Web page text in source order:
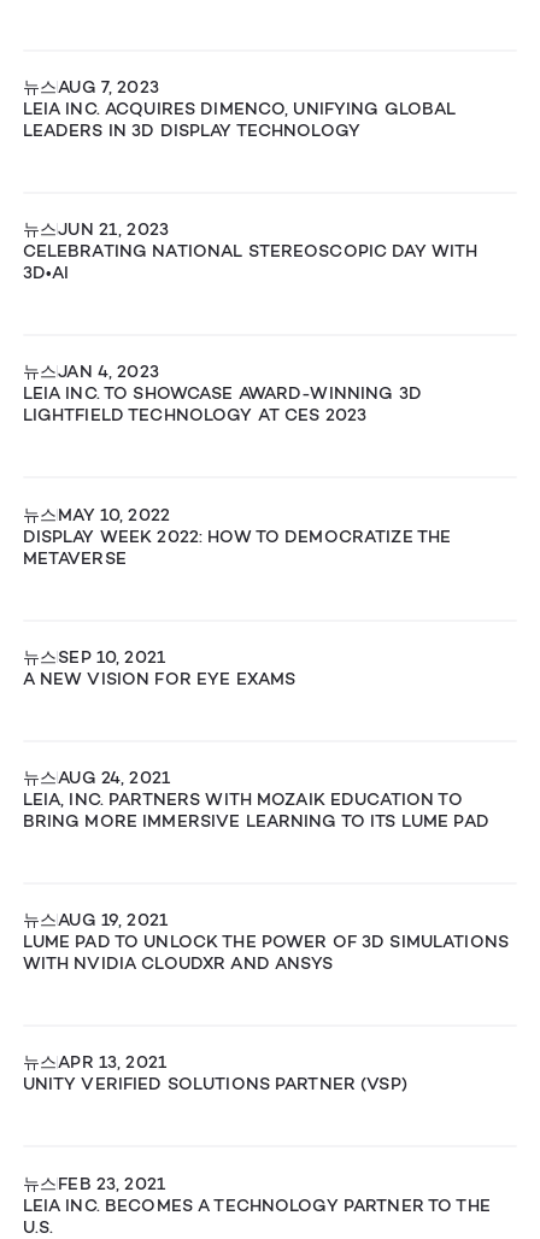
뉴스AUG 7, 2023
LEIA INC. ACQUIRES DIMENCO, UNIFYING GLOBAL
LEADERS IN 3D DISPLAY TECHNOLOGY
뉴스JUN 21, 2023
CELEBRATING NATIONAL STEREOSCOPIC DAY WITH
3D•AI
뉴스JAN 4, 2023
LEIA INC. TO SHOWCASE AWARD-WINNING 3D
LIGHTFIELD TECHNOLOGY AT CES 2023
뉴스MAY 10, 2022
DISPLAY WEEK 2022: HOW TO DEMOCRATIZE THE
METAVERSE
뉴스SEP 10, 2021
A NEW VISION FOR EYE EXAMS
뉴스AUG 24, 2021
LEIA, INC. PARTNERS WITH MOZAIK EDUCATION TO
BRING MORE IMMERSIVE LEARNING TO ITS LUME PAD
뉴스AUG 19, 2021
LUME PAD TO UNLOCK THE POWER OF 3D SIMULATIONS
WITH NVIDIA CLOUDXR AND ANSYS
뉴스APR 13, 2021
UNITY VERIFIED SOLUTIONS PARTNER (VSP)
뉴스FEB 23, 2021
LEIA INC. BECOMES A TECHNOLOGY PARTNER TO THE
U.S.